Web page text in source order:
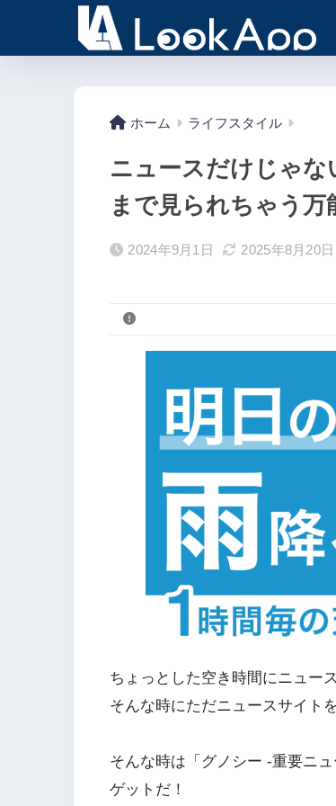
ホーム ライフスタイル
ニュースだけじゃ
まで見られちゃう万
2024年9月1日 2025年8月20日
ちょっとした空き時間にニュー
そんな時にただニュースサイト
そんな時は「グノシー -重要ニ
ゲットだ！